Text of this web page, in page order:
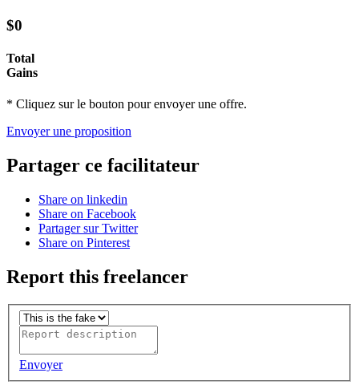
$0
Total
Gains
* Cliquez sur le bouton pour envoyer une offre.
Envoyer une proposition
Partager ce facilitateur
Share on linkedin
Share on Facebook
Partager sur Twitter
Share on Pinterest
Report this freelancer
Envoyer